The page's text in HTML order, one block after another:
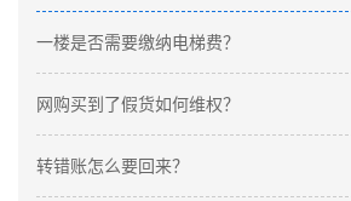
一楼是否需要缴纳电梯费？
网购买到了假货如何维权？
转错账怎么要回来？